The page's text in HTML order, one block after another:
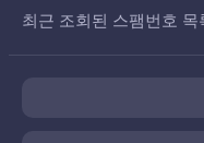
최근 조회된 스팸번호 목